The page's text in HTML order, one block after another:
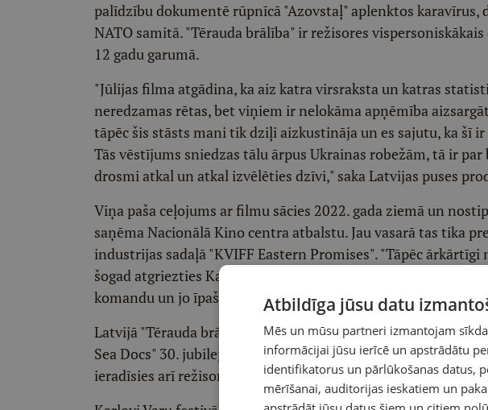
palīdzību dokumentē rūpnīcā "Azovstaļ" aplenktos karavīrus,
NATO samitā. "Tērauda brālība" ir režisores
12 gadu garumā.
"Jūlijas filma atgādina, ka aiz katra virsraksta un katras
neredzamas rētas, bet viņiem ir nelokāma apņēmība
tāpēc šis stāsts mani tik dziļi aizkustināja un es sajutu, ka šī
Tās vēstījums sniedzas tālu ārpus Ukrainas robežām, tā ir
drosmi atkal un atkal izvēlēties dzīvi," saka Latvijas puses
Viņa paša ceļojums ar filmu sācies 2022. gada ziemā un
saņēma Nacionālā Kino centra atbalstu. Jau vasarā tas tika
industrijas sadaļā "KVIFF Eastern Promises". "Tāpēc
šogad atgriezties Karlovi Varos uz filmas pasaules pirmizrādi
komandu un jo īpaši filmas varoņiem – Šahtu, Poteru un
Latvijā "Tērauda brālība" 8. septembrī atklās Baltijas jūras
Sea Docs" 30. jubilejas gadā kinoteātrī "Splendid Palace". Uz
ieradīsies arī režisore Jūlija Hontaruka.
Atbildīga jūsu datu
Mēs un mūsu partneri izmantojam
informācijai jūsu ierīcē un apstrādātu
identifikatorus un pārlūkošanas datus,
mērīšanai, auditorijas ieskatiem un